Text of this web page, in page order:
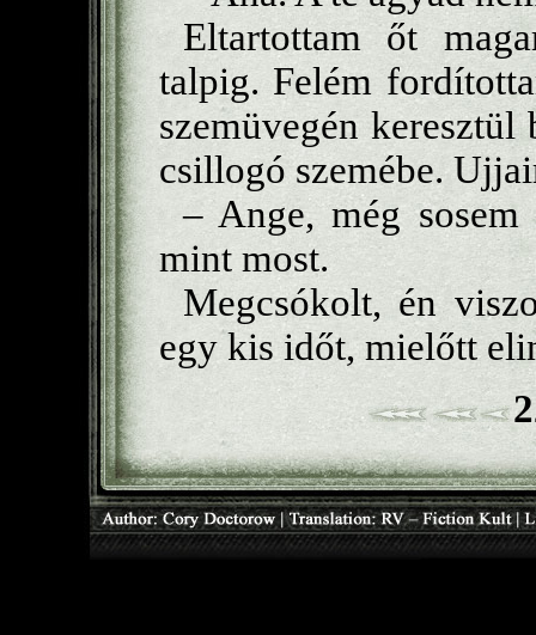
Eltartottam őt
talpig. Felém
szemüvegén keresztül
csillogó szemébe.
– Ange, még
mint most.
Megcsókolt, én
egy kis időt, mielőtt